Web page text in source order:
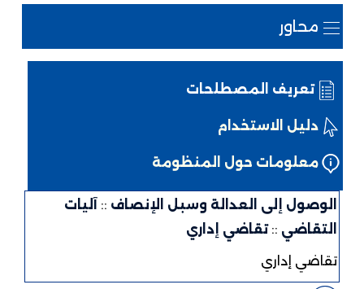
محاور
تعريف المصطلحات
دليل الاستخدام
معلومات حول المنظومة
الوصول إلى العدالة وسبل الإنصاف :: آليات
التقاضي :: تقاضي إداري
تقاضي إداري